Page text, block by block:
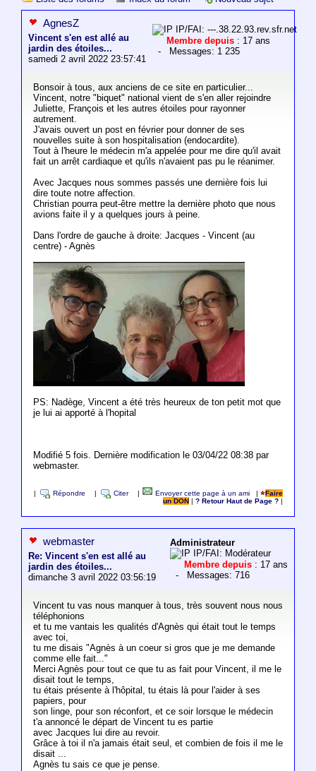
AgnesZ
Vincent s'en est allé au
jardin des étoiles...
samedi 2 avril 2022 23:57:41
IP/FAI: ---.38.22.93.rev.sfr.net
Membre depuis : 17 ans
- Messages: 1 235
Bonsoir à tous, aux anciens de ce site en particulier...
Vincent, notre "biquet" national vient de s'en aller rejoindre
Juliette, François et les autres étoiles pour rayonner
autrement.
J'avais ouvert un post en février pour donner de ses
nouvelles suite à son hospitalisation (endocardite).
Tout à l'heure le médecin m'a appelée pour me dire qu'il avait
fait un arrêt cardiaque et qu'ils n'avaient pas pu le réanimer.
Avec Jacques nous sommes passés une dernière fois lui
dire toute notre affection.
Christian pourra peut-être mettre la dernière photo que nous
avions faite il y a quelques jours à peine.
Dans l'ordre de gauche à droite: Jacques - Vincent (au
centre) - Agnès
PS: Nadège, Vincent a été très heureux de ton petit mot que
je lui ai apporté à l'hopital
Modifié 5 fois. Dernière modification le 03/04/22 08:38 par
webmaster.
Répondre Citer Envoyer cette page à un ami |
Faire
un DON
|? Retour Haut de Page ?
webmaster
Re: Vincent s'en est allé au
jardin des étoiles...
dimanche 3 avril 2022 03:56:19
Administrateur
IP/FAI: Modérateur
Membre depuis : 17 ans
- Messages: 716
Vincent tu vas nous manquer à tous, très souvent nous nous
téléphonions
et tu me vantais les qualités d'Agnès qui était tout le temps
avec toi,
tu me disais "Agnès à un coeur si gros que je me demande
comme elle fait..."
Merci Agnès pour tout ce que tu as fait pour Vincent, il me le
disait tout le temps,
tu étais présente à l'hôpital, tu étais là pour l'aider à ses
papiers, pour
son linge, pour son réconfort, et ce soir lorsque le médecin
t'a annoncé le départ de Vincent tu es partie
avec Jacques lui dire au revoir.
Grâce à toi il n'a jamais était seul, et combien de fois il me le
disait ...
Agnès tu sais ce que je pense.